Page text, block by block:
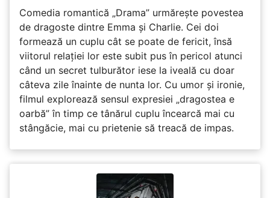
Comedia romantică „Drama” urmărește povestea
de dragoste dintre Emma și Charlie. Cei doi
formează un cuplu cât se poate de fericit, însă
viitorul relației lor este subit pus în pericol atunci
când un secret tulburător iese la iveală cu doar
câteva zile înainte de nunta lor. Cu umor și ironie,
filmul explorează sensul expresiei „dragostea e
oarbă” în timp ce tânărul cuplu încearcă mai cu
stângăcie, mai cu prietenie să treacă de impas.